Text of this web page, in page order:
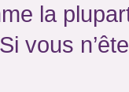
la
vous